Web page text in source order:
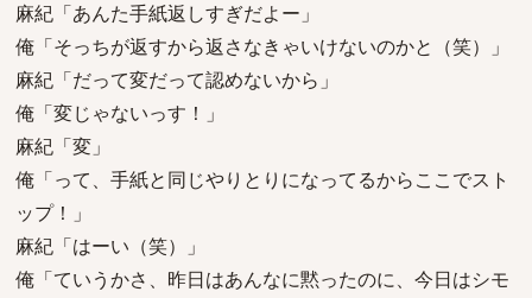
麻紀「あんた手紙返しすぎだよー」
俺「そっちが返すから返さなきゃいけないのかと（笑）」
麻紀「だって変だって認めないから」
俺「変じゃないっす！」
麻紀「変」
俺「って、手紙と同じやりとりになってるからここでスト
ップ！」
麻紀「はーい（笑）」
俺「ていうかさ、昨日はあんなに黙ったのに、今日はシモ